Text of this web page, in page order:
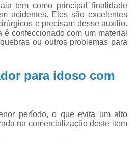
Ortopédica Ligamento Cruzado
Joelheira Ortopédica Patelar
Ortopédicas para Desporto
Alumínio
Muleta de Alumínio
Articulada para Joelho
órtese
tem como principal finalidade
acidentes. Eles são excelentes
e precisam desse auxílio.
confeccionado com um material
ou outros problemas para
para idoso com
período, o que evita um alto
na comercialização deste item